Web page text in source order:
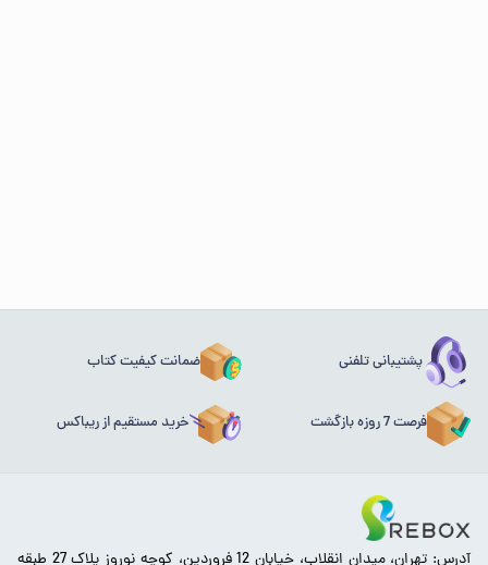
پشتیبانی تلفنی ضمانت کیفیت کتاب
فرصت 7 روزه بازگشت خرید مستقیم از ریباکس
آدرس: تهران، میدان انقلاب، خیابان 12 فروردین، کوچه نوروز پلاک 27 طبقه